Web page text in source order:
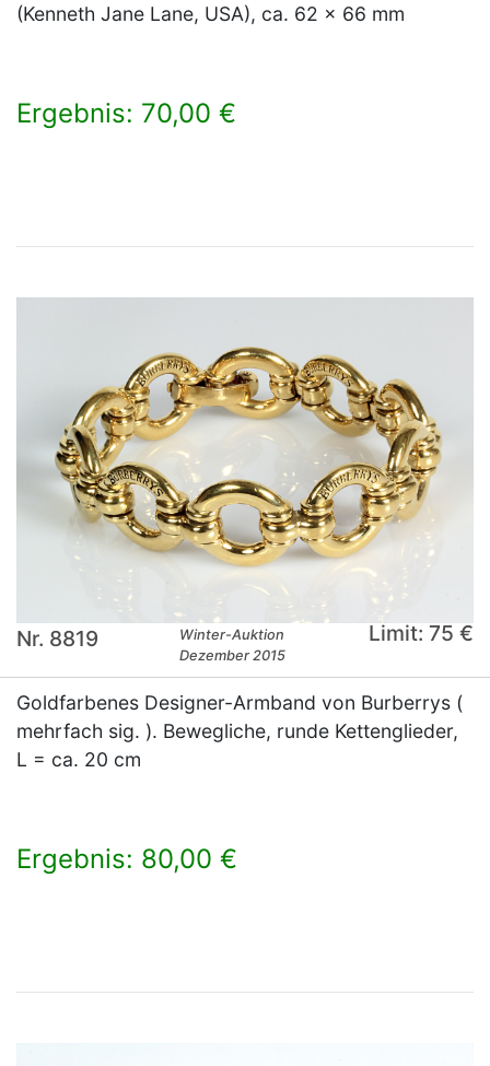
(Kenneth Jane Lane, USA), ca. 62 x 66 mm
Ergebnis: 70,00 €
Nr. 8819
Winter-Auktion
Dezember 2015
Limit: 75 €
Goldfarbenes Designer-Armband von Burberrys (
mehrfach sig. ). Bewegliche, runde Kettenglieder,
L = ca. 20 cm
Ergebnis: 80,00 €